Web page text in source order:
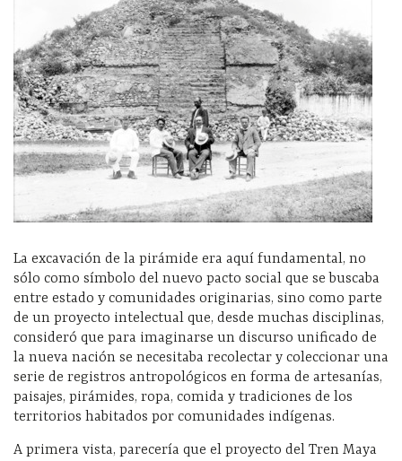
La excavación de la pirámide era aquí fundamental, no
sólo como símbolo del nuevo pacto social que se buscaba
entre estado y comunidades originarias, sino como parte
de un proyecto intelectual que, desde muchas disciplinas,
consideró que para imaginarse un discurso unificado de
la nueva nación se necesitaba recolectar y coleccionar una
serie de registros antropológicos en forma de artesanías,
paisajes, pirámides, ropa, comida y tradiciones de los
territorios habitados por comunidades indígenas.
A primera vista, parecería que el proyecto del Tren Maya